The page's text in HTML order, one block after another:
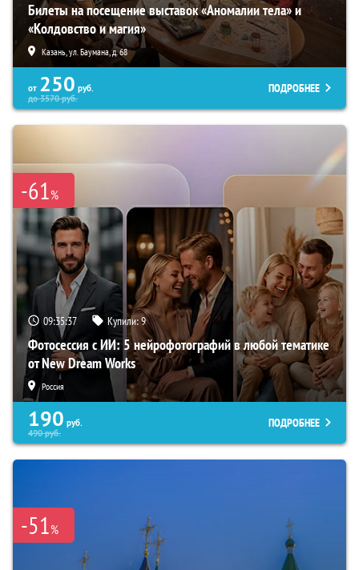
Билеты на посещение выставок «Аномалии тела» и
«Колдовство и магия»
Казань, ул. Баумана, д. 68
от 250 руб.
до3570руб.
ПОДРОБНЕЕ
-61%
09:35:36 Купили:9
Фотосессия с ИИ: 5 нейрофотографий в любой тематике
от New Dream Works
Россия
190 руб.
490руб.
ПОДРОБНЕЕ
-51%